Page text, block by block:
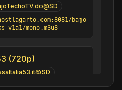
bajo
mono.m3u8
(720p)
ac115_